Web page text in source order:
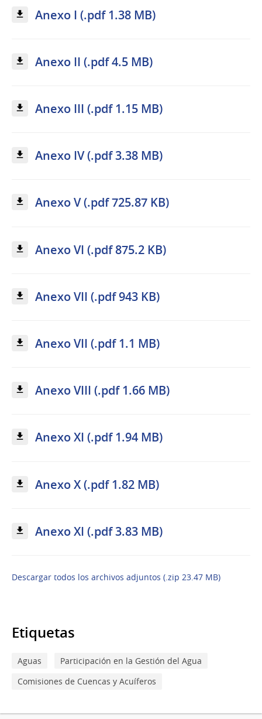
Anexo I (.pdf 1.38 MB)
Anexo II (.pdf 4.5 MB)
Anexo III (.pdf 1.15 MB)
Anexo IV (.pdf 3.38 MB)
Anexo V (.pdf 725.87 KB)
Anexo VI (.pdf 875.2 KB)
Anexo VII (.pdf 943 KB)
Anexo VII (.pdf 1.1 MB)
Anexo VIII (.pdf 1.66 MB)
Anexo XI (.pdf 1.94 MB)
Anexo X (.pdf 1.82 MB)
Anexo XI (.pdf 3.83 MB)
Descargar todos los archivos adjuntos (.zip 23.47 MB)
Etiquetas
Aguas
Participación en la Gestión del Agua
Comisiones de Cuencas y Acuíferos